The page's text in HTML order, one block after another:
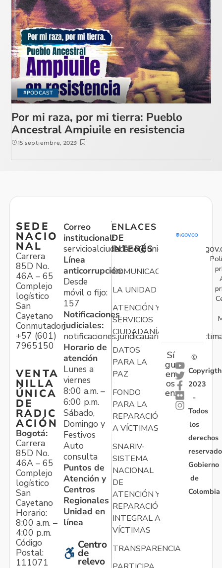
#PODCAST
Por mi raza, por mi tierra: Pueblo
Ancestral Ampiuile en resistencia
15 septiembre, 2023
SEDE
NACIO
NAL
Carrera
85D No.
46A – 65
Complejo
logístico
San
Cayetano
Conmutador:
+57 (601)
7965150
VENTA
NILLA
ÚNICA
DE
RADIC
ACIÓN
Bogotá:
Carrera
85D No.
46A – 65
Complejo
logístico
San
Cayetano
Horario:
8:00 a.m. –
4:00 p.m.
Código
Postal:
111071
Correo
institucional:
Línea
anticorrupción:
Desde
móvil o fijo:
157
Notificaciones
judiciales:
Horario de
atención
Lunes a
viernes
8:00 a.m. –
6:00 p.m.
Sábado,
Domingo y
Festivos
Auto
consulta
Puntos de
Atención y
Centros
Regionales
Unidad en
línea
Centro
de
relevo
ENLACES
DE
INTERÉS
COMUNICACIONES
LA UNIDAD
ATENCIÓN Y
SERVICIOS
CIUDADANÍA
DATOS
PARA LA
PAZ
FONDO
PARA LA
REPARACIÓN
A VÍCTIMAS
SNARIV-
SISTEMA
NACIONAL
DE
ATENCIÓN Y
REPARACIÓN
INTEGRAL A
VÍCTIMAS
TRANSPARENCIA
Sí
gu
en
os
en:
©
Copyrigth
2023
-
Todos
los
derechos
Gobierno
de
Colombia